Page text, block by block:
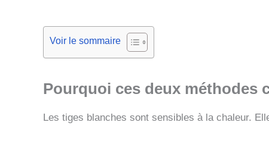
Voir le sommaire
Pourquoi ces deux méthodes
Les tiges blanches sont sensibles à la chaleur.